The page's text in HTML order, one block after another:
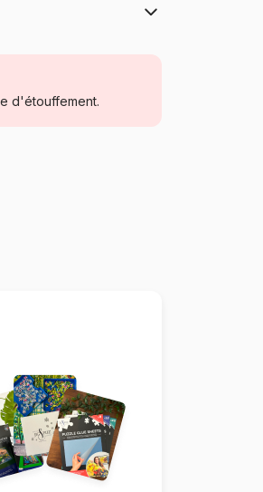
(500 à 48.000
d'étouffement.